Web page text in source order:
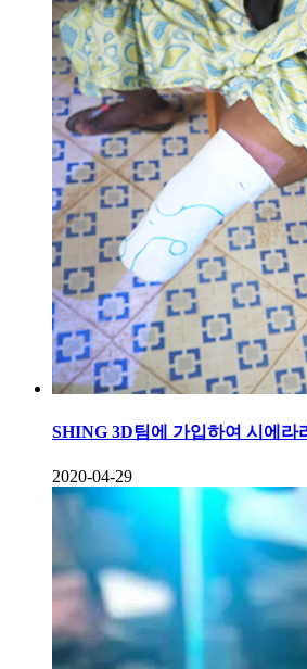
SHING 3D팀에 가입하여 시에라
2020-04-29